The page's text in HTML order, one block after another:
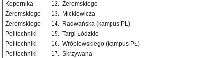
Kopernika
12. Żeromskiego
Żeromskiego
13. Mickiewicza
Żeromskiego
14. Radwańska (kampus PŁ)
Politechniki
15. Targi Łódzkie
Politechniki
16. Wróblewskiego (kampus PŁ)
Politechniki
17. Skrzywana